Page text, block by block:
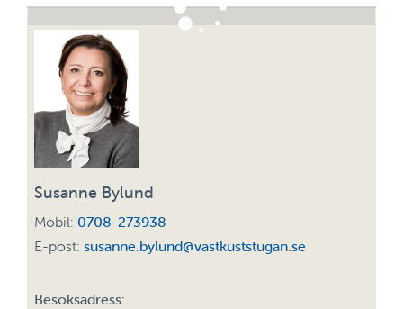
Susanne Bylund
Mobil: 0708-273938
E-post: susanne.bylund@vastkuststugan.se
Besöksadress: